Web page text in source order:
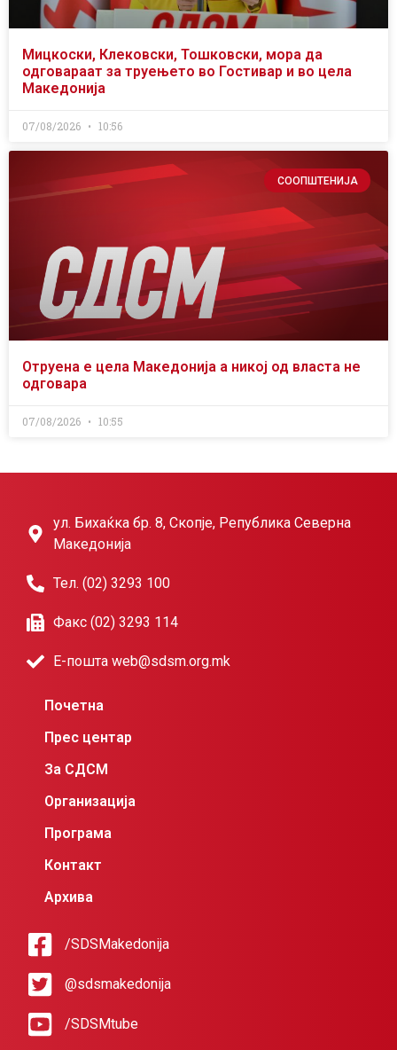
Мицкоски, Клековски, Тошковски, мора да
одговараат за труењето во Гостивар и во цела
Македонија
07/08/2026 10:56
СООПШТЕНИЈА
Отруена е цела Македонија а никој од власта не
одговара
07/08/2026 10:55
ул. Бихаќка бр. 8, Скопје, Република Северна
Македонија
Тел. (02) 3293 100
Факс (02) 3293 114
Е-пошта web@sdsm.org.mk
Почетна
Прес центар
За СДСМ
Организација
Програма
Контакт
Архива
/SDSMakedonija
@sdsmakedonija
/SDSMtube